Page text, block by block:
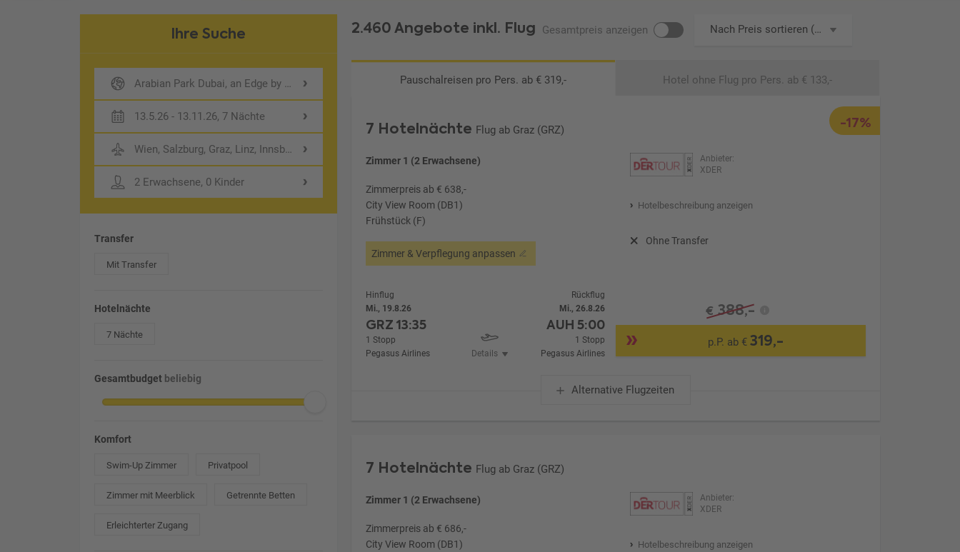
Ihre Suche
Arabian Park Dubai, an Edge by Rotana Hotel
13.5.26 - 13.11.26, 7 Nächte
Wien, Salzburg, Graz, Linz, Innsbruck
2 Erwachsene, 0 Kinder
Transfer
Mit Transfer
Hotelnächte
7 Nächte
Gesamtbudget beliebig
Komfort
Swim-Up Zimmer Privatpool
Zimmer mit Meerblick Getrennte Betten
Erleichterter Zugang
2.460 Angebote inkl. Flug Gesamtpreis anzeigen Nach Preis sortieren (aufsteigend)
Pauschalreisen pro Pers. ab € 319,- Hotel ohne Flug pro Pers. ab € 133,-
-17%
7 Hotelnächte Flug ab Graz (GRZ)
Zimmer 1 (2 Erwachsene)
Zimmerpreis ab € 638,-
City View Room (DB1)
Frühstück (F)
Zimmer & Verpflegung anpassen
Anbieter:
XDER
Hotelbeschreibung anzeigen
Ohne Transfer
Hinflug
Mi., 19.8.26
GRZ13:35
1 Stopp
Pegasus Airlines
Details
Rückflug
Mi., 26.8.26
AUH5:00
1 Stopp
Pegasus Airlines
€ 388,-
p.P. ab €319,-
Alternative Flugzeiten
7 Hotelnächte Flug ab Graz (GRZ)
Zimmer 1 (2 Erwachsene)
Zimmerpreis ab € 686,-
City View Room (DB1)
Anbieter:
XDER
Hotelbeschreibung anzeigen